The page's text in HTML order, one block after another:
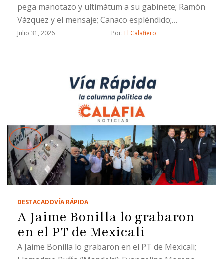
pega manotazo y ultimátum a su gabinete; Ramón
Vázquez y el mensaje; Canaco espléndido;
Evangelina Moreno, lengua larga y un Socavón de
Julio 31, 2026 Por: El Calafiero
DESTACADOVÍA RÁPIDA
A Jaime Bonilla lo grabaron
en el PT de Mexicali
A Jaime Bonilla lo grabaron en el PT de Mexicali;